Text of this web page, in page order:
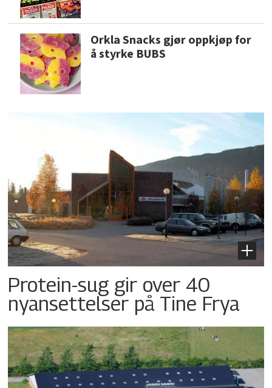
Orkla Snacks gjør oppkjøp for
å styrke BUBS
Protein-sug gir over 40
nyansettelser på Tine Frya